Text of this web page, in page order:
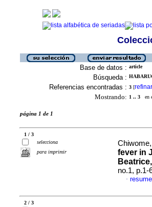
Base de datos : article
Búsqueda :
Referencias encontradas : 3 [refinar
Mostrando: 1 .. 3 en
página 1 de 1
1 / 3
selecciona
para imprimir
fever in
no.1, p.1-
·
2 / 3